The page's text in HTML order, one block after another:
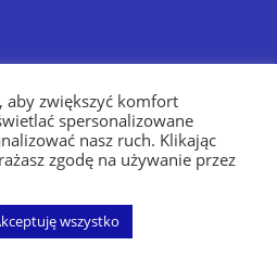
Sklep
aby zwiększyć komfort
spersonalizowane
nasz ruch. Klikając
zgodę na używanie przez
wszystko